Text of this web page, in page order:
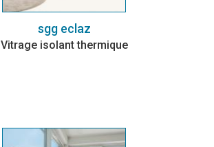
sgg eclaz
Vitrage isolant thermique